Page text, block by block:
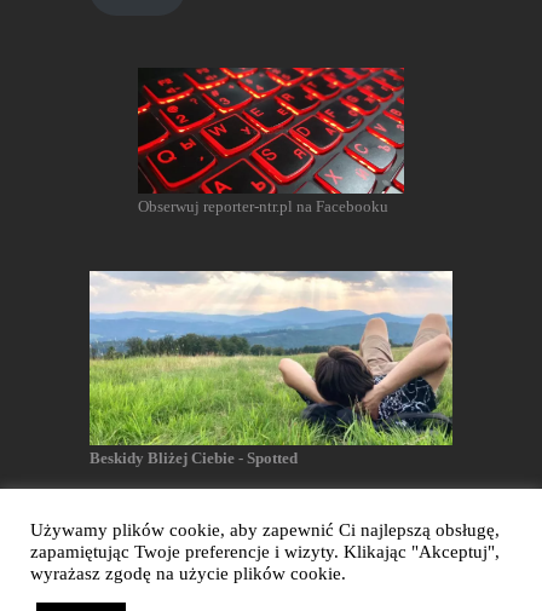
Obserwuj reporter-ntr.pl na Facebooku
Beskidy Bliżej Ciebie - Spotted
Reporter NTR - Wszelkie prawa zastrzeżone
Używamy plików cookie, aby zapewnić Ci najlepszą obsługę,
zapamiętując Twoje preferencje i wizyty. Klikając "Akceptuj",
wyrażasz zgodę na użycie plików cookie.